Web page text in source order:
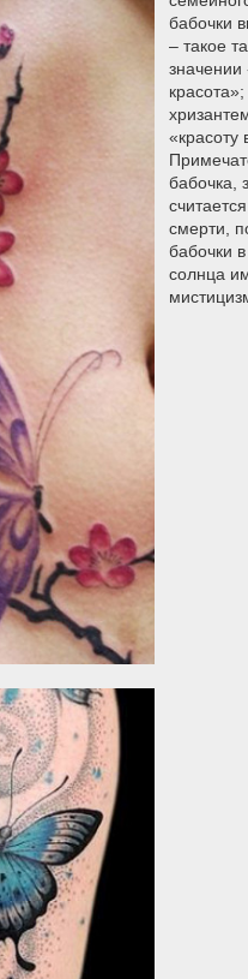
бабочки
– такое
значении
«красоту
бабочка,
смерти,
бабочки
солнца